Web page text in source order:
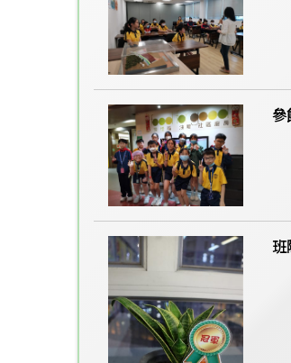
參
班